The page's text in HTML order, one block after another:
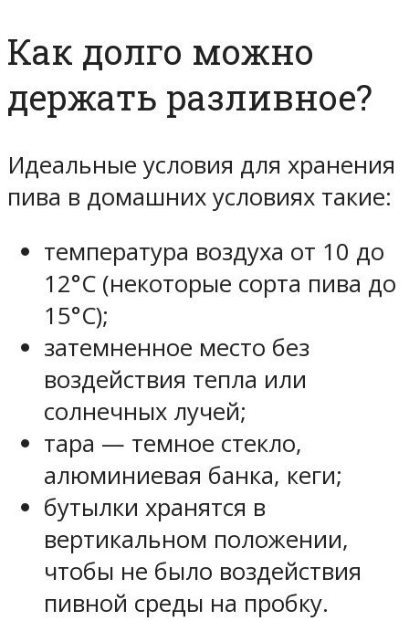
Как долго можно
держать разливное?
Идеальные условия для хранения
пива в домашних условиях такие:
температура воздуха от 10 до
12°C (некоторые сорта пива до
15°C);
затемненное место без
воздействия тепла или
солнечных лучей;
тара — темное стекло,
алюминиевая банка, кеги;
бутылки хранятся в
вертикальном положении,
чтобы не было воздействия
пивной среды на пробку.